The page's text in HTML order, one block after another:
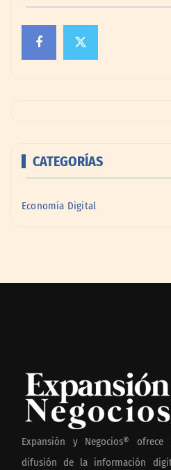
CATEGORÍAS
Economía Digital
Expansión y Negocios®
difusión de la información